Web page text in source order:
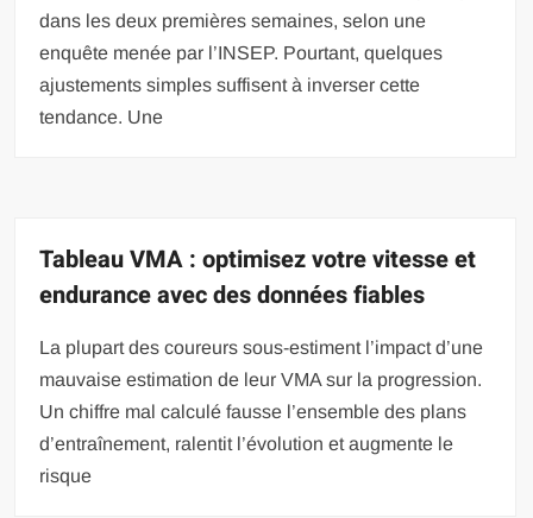
dans les deux premières semaines, selon une
enquête menée par l’INSEP. Pourtant, quelques
ajustements simples suffisent à inverser cette
tendance. Une
Tableau VMA : optimisez votre vitesse et
endurance avec des données fiables
La plupart des coureurs sous-estiment l’impact d’une
mauvaise estimation de leur VMA sur la progression.
Un chiffre mal calculé fausse l’ensemble des plans
d’entraînement, ralentit l’évolution et augmente le
risque